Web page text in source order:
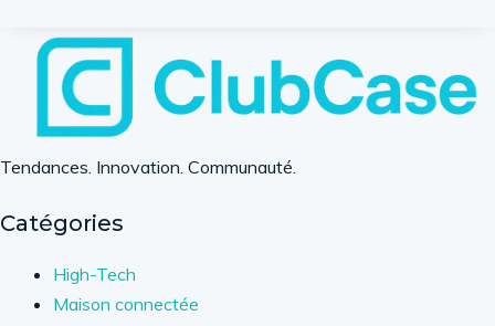
Tendances. Innovation. Communauté.
Catégories
High-Tech
Maison connectée